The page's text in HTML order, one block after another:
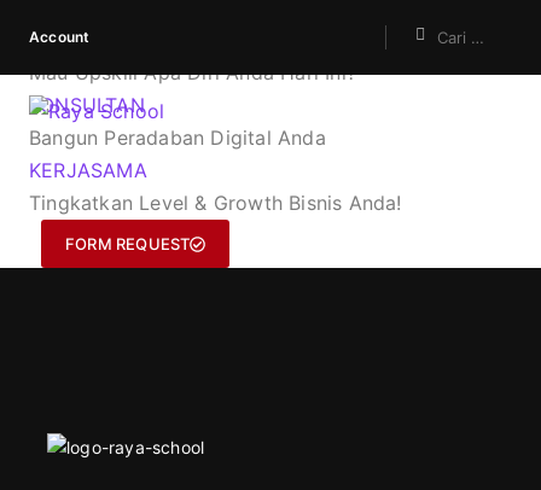
Account
KURSUS
Mau Upskill Apa Diri Anda Hari Ini?
KONSULTAN
Bangun Peradaban Digital Anda
KERJASAMA
Tingkatkan Level & Growth Bisnis Anda!
FORM REQUEST